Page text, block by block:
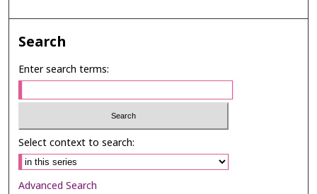
Search
Enter search terms:
Select context to search:
Advanced Search